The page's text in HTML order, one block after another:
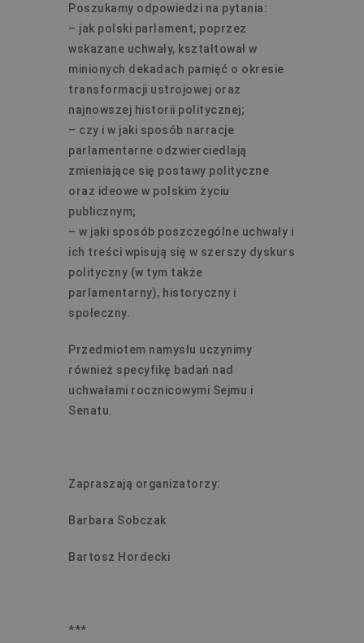
Poszukamy odpowiedzi na pytania:
– jak polski parlament, poprzez
wskazane uchwały, kształtował w
minionych dekadach pamięć o okresie
transformacji ustrojowej oraz
najnowszej historii politycznej;
– czy i w jaki sposób narracje
parlamentarne odzwierciedlają
zmieniające się postawy polityczne
oraz ideowe w polskim życiu
publicznym;
– w jaki sposób poszczególne uchwały i
ich treści wpisują się w szerszy dyskurs
polityczny (w tym także
parlamentarny), historyczny i
społeczny.
Przedmiotem namysłu uczynimy
również specyfikę badań nad
uchwałami rocznicowymi Sejmu i
Senatu.
Zapraszają organizatorzy:
Barbara Sobczak
Bartosz Hordecki
***